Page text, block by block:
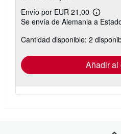
Envío por EUR 21,00
Más
las
tarifas
envío
Se envía de Alemania a
Cantidad disponible: 2
Añadir al